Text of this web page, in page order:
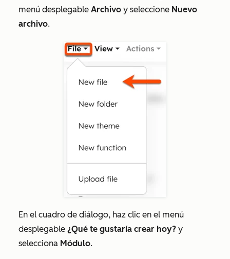
menú desplegable Archivo y seleccione Nuevo
archivo.
En el cuadro de diálogo, haz clic en el menú
desplegable ¿Qué te gustaría crear hoy? y
selecciona Módulo.